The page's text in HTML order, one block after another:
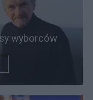
wyborców